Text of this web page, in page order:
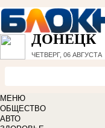
ДОНЕЦК
ЧЕТВЕРГ, 06 АВГУСТА
МЕНЮ
ОБЩЕСТВО
АВТО